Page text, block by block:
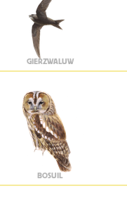
GIERZWALUW
BOSUIL